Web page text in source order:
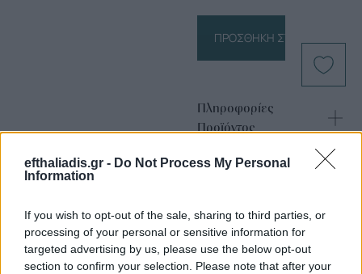
efthaliadis.gr - Do Not Process My Personal
Information
If you wish to opt-out of the sale, sharing to third parties, or
processing of your personal or sensitive information for
targeted advertising by us, please use the below opt-out
section to confirm your selection. Please note that after your
ΠΡΟΣΘΉΚΗ ΣΤΟ ΚΑΛΆΘΙ
Πληροφορίες
Προϊόντος